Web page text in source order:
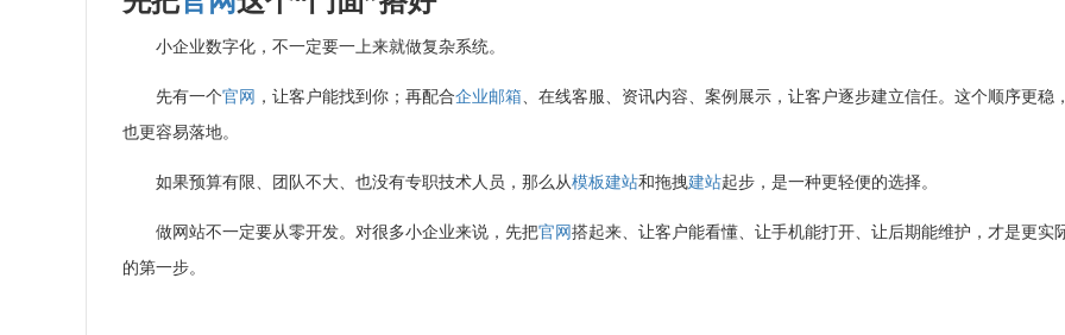
小企业数字化，不一定要一上来就做复杂系统。
先有一个官网 ，让客户能找到你；再配合企业邮箱、在线客服、资讯内容、案例展示，让客户逐步建立信任。这个顺序更稳，
也更容易落地。
如果预算有限、团队不大、也没有专职技术人员，那么从模板建站和拖拽建站起步，是一种更轻便的选择。
做网站不一定要从零开发。对很多小企业来说，先把官网 搭起来、让客户能看懂、让手机能打开、让后期能维护，才是更实
的第一步。